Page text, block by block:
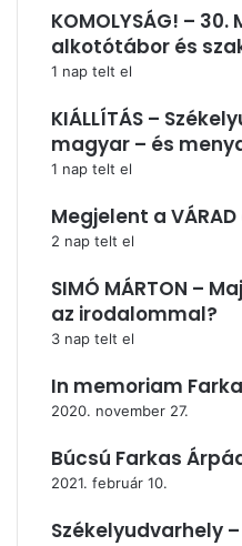
KOMOLYSÁG! –
alkotótábor és
1 nap telt el
KIÁLLÍTÁS –
magyar – és
1 nap telt el
Megjelent a
2 nap telt el
SIMÓ MÁRTON –
az irodalommal?
3 nap telt el
In memoriam
2020. november 27.
Búcsú Farkas
2021. február 10.
Székelyudvarhely